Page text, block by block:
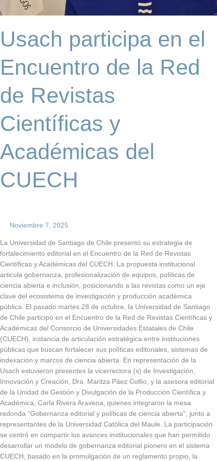
Usach participa en el
Encuentro de la Red
de Revistas
Científicas y
Académicas del
CUECH
Noviembre 7, 2025
La Universidad de Santiago de Chile presentó su estrategia de
fortalecimiento editorial en el Encuentro de la Red de Revistas
Científicas y Académicas del CUECH. La propuesta institucional
articula gobernanza, profesionalización de equipos, políticas de
ciencia abierta e inclusión, posicionando a las revistas como un eje
clave del ecosistema de investigación y producción académica
pública. El pasado martes 28 de octubre, la Universidad de Santiago
de Chile participó en el Encuentro de la Red de Revistas Científicas y
Académicas del Consorcio de Universidades Estatales de Chile
(CUECH), instancia de articulación estratégica entre instituciones
públicas que buscan fortalecer sus políticas editoriales, sistemas de
indexación y marcos de ciencia abierta. En representación de la
Usach estuvieron presentes la vicerrectora (s) de Investigación,
Innovación y Creación, Dra. Maritza Páez Collío, y la asesora editorial
de la Unidad de Gestión y Divulgación de la Producción Científica y
Académica, Carla Rivera Aravena, quienes integraron la mesa
redonda “Gobernanza editorial y políticas de ciencia abierta”, junto a
representantes de la Universidad Católica del Maule. La participación
se centró en compartir los avances institucionales que han permitido
desarrollar un modelo de gobernanza editorial pionero en el sistema
CUECH, basado en la promulgación de un reglamento propio, la
la
de
Revistas
Académicas
CUECH